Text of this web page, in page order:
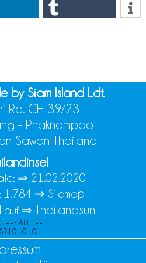
by Siam Island Ldt.
Rd. CH 39/23
- Phaknampoo
Sawan Thailand
⇒ 21.02.2020
1.784 ⇒ Sitemap
auf ⇒ Thailandsun
| - - • ALL | - -
| 0 - 0 - 0